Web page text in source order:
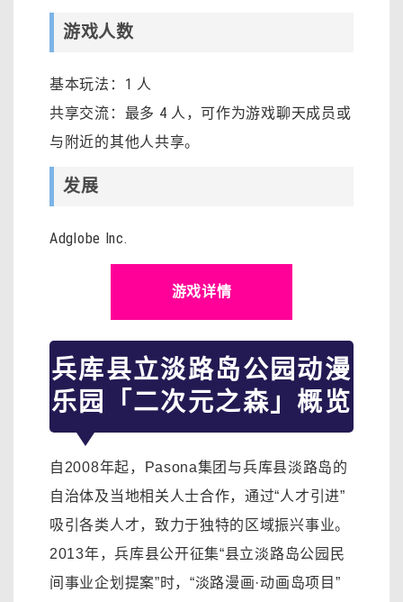
游戏人数
基本玩法：1 人
共享交流：最多 4 人，可作为游戏聊天成员或
与附近的其他人共享。
发展
Adglobe Inc.
游戏详情
兵库县立淡路岛公园动漫
乐园「二次元之森」概览
自2008年起，Pasona集团与兵库县淡路岛的
自治体及当地相关人士合作，通过“人才引进”
吸引各类人才，致力于独特的区域振兴事业。
2013年，兵库县公开征集“县立淡路岛公园民
间事业企划提案”时，“淡路漫画·动画岛项目”